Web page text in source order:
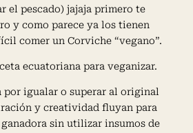
el pescado) jajaja primero te
y como parece ya los tienen
comer un Corviche “vegano”.
ecuatoriana para veganizar.
por igualar o superar al original
y creatividad fluyan para
sin utilizar insumos de